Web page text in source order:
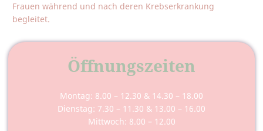
Frauen während und nach deren Krebserkrankung
begleitet.
Öffnungszeiten
Montag: 8.00 – 12.30 & 14.30 – 18.00
Dienstag: 7.30 – 11.30 & 13.00 – 16.00
Mittwoch: 8.00 – 12.00